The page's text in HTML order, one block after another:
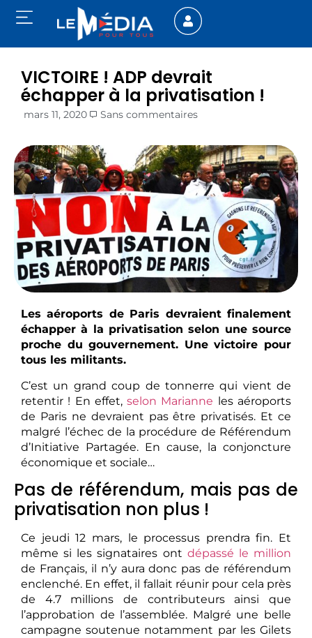
VICTOIRE ! ADP devrait
échapper à la privatisation !
mars 11, 2020 Sans commentaires
Les aéroports de Paris devraient finalement
échapper à la privatisation selon une source
proche du gouvernement. Une victoire pour
tous les militants.
C’est un grand coup de tonnerre qui vient de
retentir ! En effet,selon Marianne les aéroports
de Paris ne devraient pas être privatisés. Et ce
malgré l’échec de la procédure de Référendum
d’Initiative Partagée. En cause, la conjoncture
économique et sociale…
Pas de référendum, mais pas de
privatisation non plus !
Ce jeudi 12 mars, le processus prendra fin. Et
même si les signataires ont dépassé le million
de Français, il n’y aura donc pas de référendum
enclenché. En effet, il fallait réunir pour cela près
de 4.7 millions de contributeurs ainsi que
l’approbation de l’assemblée. Malgré une belle
campagne soutenue notamment par les Gilets